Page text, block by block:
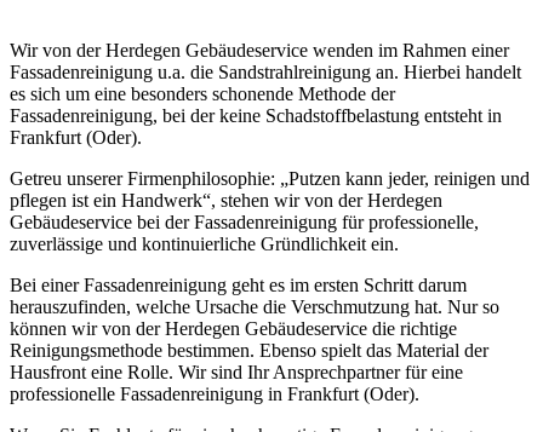
Wir von der Herdegen Gebäudeservice wenden im Rahmen einer
Fassadenreinigung u.a. die Sandstrahlreinigung an. Hierbei handelt
es sich um eine besonders schonende Methode der
Fassadenreinigung, bei der keine Schadstoffbelastung entsteht in
Frankfurt (Oder).
Getreu unserer Firmenphilosophie: „Putzen kann jeder, reinigen und
pflegen ist ein Handwerk“, stehen wir von der Herdegen
Gebäudeservice bei der Fassadenreinigung für professionelle,
zuverlässige und kontinuierliche Gründlichkeit ein.
Bei einer Fassadenreinigung geht es im ersten Schritt darum
herauszufinden, welche Ursache die Verschmutzung hat. Nur so
können wir von der Herdegen Gebäudeservice die richtige
Reinigungsmethode bestimmen. Ebenso spielt das Material der
Hausfront eine Rolle. Wir sind Ihr Ansprechpartner für eine
professionelle Fassadenreinigung in Frankfurt (Oder).